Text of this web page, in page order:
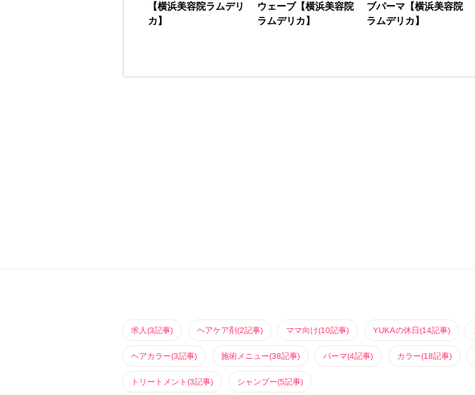
【横浜美容院ラムデリ
カ】
ウェーブ【横浜美容院
ラムデリカ】
ブパーマ【横浜美容院
ラムデリカ】
求人(3記事) ヘアケア剤(2記事) ママ向け(10記事) YUKAの休日(14記事)
ヘアカラー(3記事) 施術メニュー(38記事) パーマ(4記事) カラー(18記事)
トリートメント(3記事) シャンプー(5記事)